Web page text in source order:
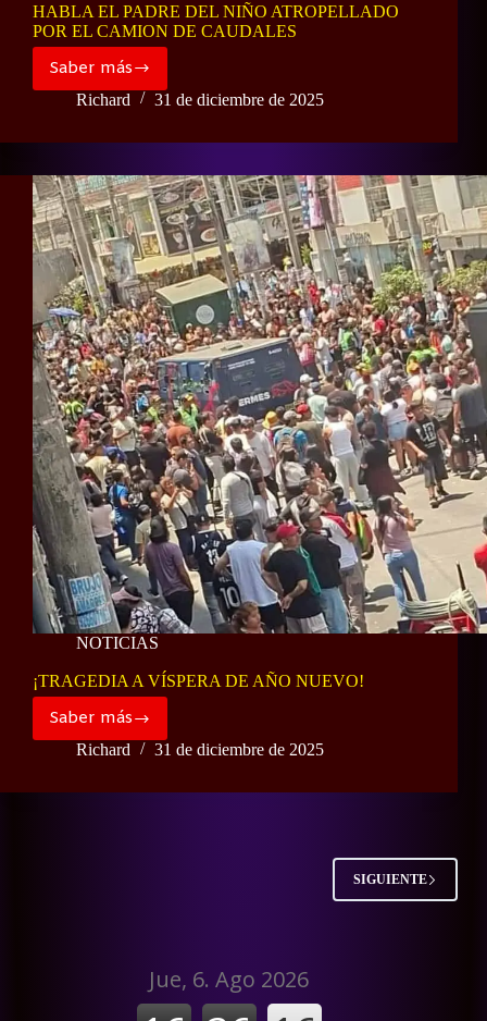
HABLA EL PADRE DEL NIÑO ATROPELLADO
POR EL CAMION DE CAUDALES
Saber más
HABLA
EL
DEL
ATROPELLADO
POR
EL
CAMION
DE
CAUDALES
Richard 31 de diciembre de 2025
NOTICIAS
¡TRAGEDIA A VÍSPERA DE AÑO NUEVO!
Saber más¡TRAGEDIA
A
DE
Richard 31 de diciembre de 2025
SIGUIENTE